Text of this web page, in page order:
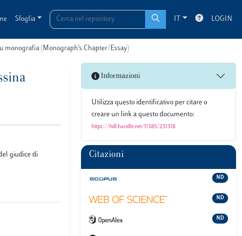
Sfoglia IT LOGIN
monografia (Monograph’s Chapter/Essay)
giudice di
Informazioni
Utilizza questo identificativo per citare o
creare un link a questo documento:
https://hdl.handle.net/11385/231318
Citazioni
ND
ND
ND